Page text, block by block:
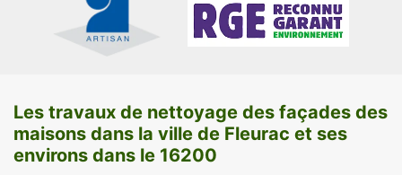
Les travaux de nettoyage des façades des
maisons dans la ville de Fleurac et ses
environs dans le 16200